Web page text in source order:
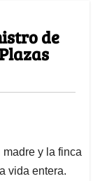
de
y la finca
vida entera.